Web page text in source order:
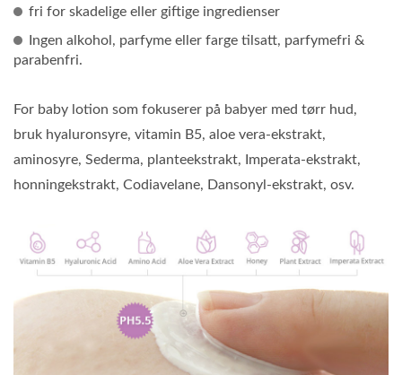
fri for skadelige eller giftige ingredienser
Ingen alkohol, parfyme eller farge tilsatt, parfymefri &
parabenfri.
For baby lotion som fokuserer på babyer med tørr hud,
bruk hyaluronsyre, vitamin B5, aloe vera-ekstrakt,
aminosyre, Sederma, planteekstrakt, Imperata-ekstrakt,
honningekstrakt, Codiavelane, Dansonyl-ekstrakt, osv.